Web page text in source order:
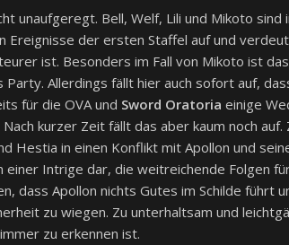
unaufgeregt. Bell, Welf, Lili und Mikoto sind
der ersten Staffel auf und
ist. Besonders im Fall von Mikoto ist
Allerdings fällt hier auch sofort auf,
für die OVA und Sword Oratoria einige
kurzer Zeit fällt das aber kaum noch auf.
Hestia in einen Konflikt mit Apollon und
Intrige dar, die weitreichende Folgen
dass Apollon nichts Gutes im Schilde führt
zu wiegen. Zu unterhaltsam und
zu erkennen ist.